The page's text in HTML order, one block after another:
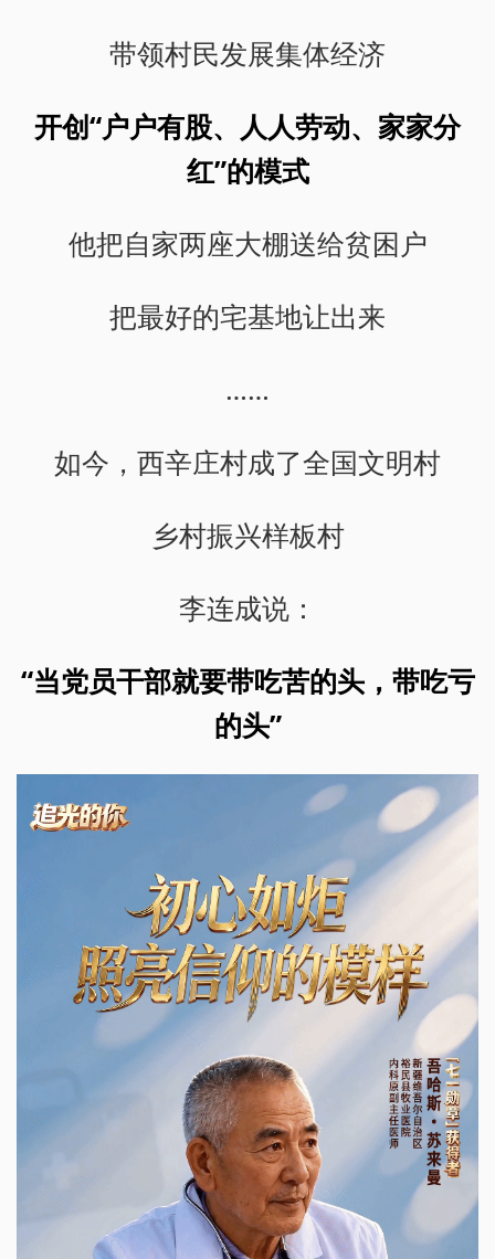
带领村民发展集体经济
开创“户户有股、人人劳动、家家分
红”的模式
他把自家两座大棚送给贫困户
把最好的宅基地让出来
……
如今，西辛庄村成了全国文明村
乡村振兴样板村
李连成说：
“当党员干部就要带吃苦的头，带吃亏
的头”